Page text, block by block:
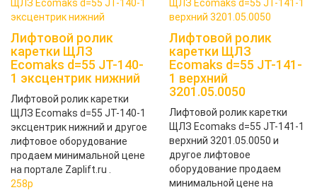
Лифтовой ролик
каретки ЩЛЗ
Ecomaks d=55 JT-140-
1 эксцентрик нижний
Лифтовой ролик каретки
ЩЛЗ Ecomaks d=55 JT-140-1
эксцентрик нижний и другое
лифтовое оборудование
продаем минимальной цене
на портале Zaplift.ru .
258p
Лифтовой ролик
каретки ЩЛЗ
Ecomaks d=55 JT-141-
1 верхний
3201.05.0050
Лифтовой ролик каретки
ЩЛЗ Ecomaks d=55 JT-141-1
верхний 3201.05.0050 и
другое лифтовое
оборудование продаем
минимальной цене на